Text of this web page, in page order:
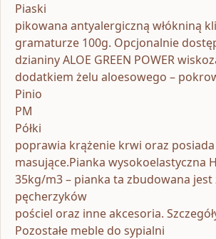
Piaski
pikowana antyalergiczną włókniną
gramaturze 100g. Opcjonalnie
dzianiny ALOE GREEN POWER
dodatkiem żelu aloesowego –
Pinio
PM
Półki
poprawia krążenie krwi oraz posiada
masujące.Pianka wysokoelastyczna
35kg/m3 – pianka ta zbudowana jest
pęcherzyków
pościel oraz inne akcesoria.
Pozostałe meble do sypialni